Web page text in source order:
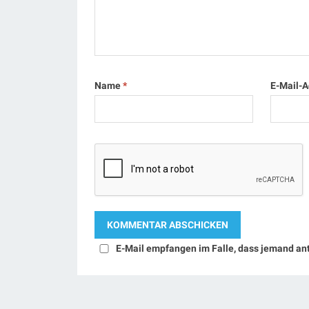
Name* E-Mail-
E-Mail empfangen im Falle, dass jemand